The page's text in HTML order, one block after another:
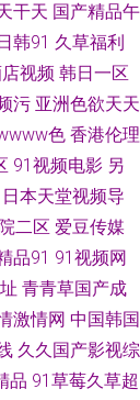
三级在线 亚洲色图
偷拍视频 欧洲午
韩国色图自拍 狼
在线 传媒视频在
色影院 91社在线
在线观看污视频
干天 国产精品午
韩91 久草福利
视频 韩日一区
污 亚洲色欲天天
色 香港伦理
91视频电影 另
日本天堂视频导
二区 爱豆传媒
品91 91视频网
青青草国产成
激情网 中国韩国
久久国产影视综
品 91草莓久草超